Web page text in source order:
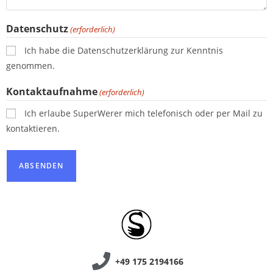
Datenschutz(erforderlich)
Ich habe die Datenschutzerklärung zur Kenntnis
genommen.
Kontaktaufnahme(erforderlich)
Ich erlaube SuperWerer mich telefonisch oder per Mail zu
kontaktieren.
+49 175 2194166